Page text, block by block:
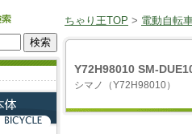
ちゃり王TOP > 電動自転
Y72H98010 SM-
シマノ（Y72H98010）